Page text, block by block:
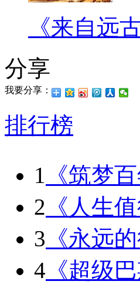
《来自远
分享
我要分享：
排行榜
1
《筑梦百
2 《人生
3 《永远
4 《超级